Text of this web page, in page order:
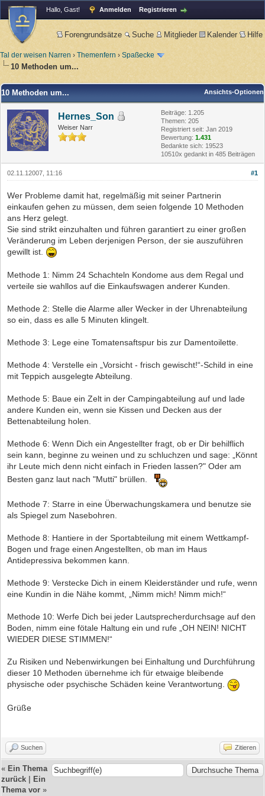
Hallo, Gast! Anmelden Registrieren
Forengrundsätze Suche Mitglieder Kalender Hilfe
Tal der weisen Narren › Themenfern › Spaßecke
10 Methoden um...
Ansichts-Optionen
10 Methoden um...
Hernes_Son
Weiser Narr
Beiträge: 1.205
Themen: 205
Registriert seit: Jan 2019
Bewertung: 1.431
Bedankte sich: 19523
10510x gedankt in 485 Beiträgen
#1
02.11.12007, 11:16
Wer Probleme damit hat, regelmäßig mit seiner Partnerin
einkaufen gehen zu müssen, dem seien folgende 10 Methoden
ans Herz gelegt.
Sie sind strikt einzuhalten und führen garantiert zu einer großen
Veränderung im Leben derjenigen Person, der sie auszuführen
gewillt ist.
Methode 1: Nimm 24 Schachteln Kondome aus dem Regal und
verteile sie wahllos auf die Einkaufswagen anderer Kunden.
Methode 2: Stelle die Alarme aller Wecker in der Uhrenabteilung
so ein, dass es alle 5 Minuten klingelt.
Methode 3: Lege eine Tomatensaftspur bis zur Damentoilette.
Methode 4: Verstelle ein „Vorsicht - frisch gewischt!“-Schild in eine
mit Teppich ausgelegte Abteilung.
Methode 5: Baue ein Zelt in der Campingabteilung auf und lade
andere Kunden ein, wenn sie Kissen und Decken aus der
Bettenabteilung holen.
Methode 6: Wenn Dich ein Angestellter fragt, ob er Dir behilflich
sein kann, beginne zu weinen und zu schluchzen und sage: „Könnt
ihr Leute mich denn nicht einfach in Frieden lassen?" Oder am
Besten ganz laut nach "Mutti" brüllen.
Methode 7: Starre in eine Überwachungskamera und benutze sie
als Spiegel zum Nasebohren.
Methode 8: Hantiere in der Sportabteilung mit einem Wettkampf-
Bogen und frage einen Angestellten, ob man im Haus
Antidepressiva bekommen kann.
Methode 9: Verstecke Dich in einem Kleiderständer und rufe, wenn
eine Kundin in die Nähe kommt, „Nimm mich! Nimm mich!“
Methode 10: Werfe Dich bei jeder Lautsprecherdurchsage auf den
Boden, nimm eine fötale Haltung ein und rufe „OH NEIN! NICHT
WIEDER DIESE STIMMEN!“
Zu Risiken und Nebenwirkungen bei Einhaltung und Durchführung
dieser 10 Methoden übernehme ich für etwaige bleibende
physische oder psychische Schäden keine Verantwortung.
Grüße
Suchen Zitieren
« Ein Thema
zurück
Ein
Thema vor »